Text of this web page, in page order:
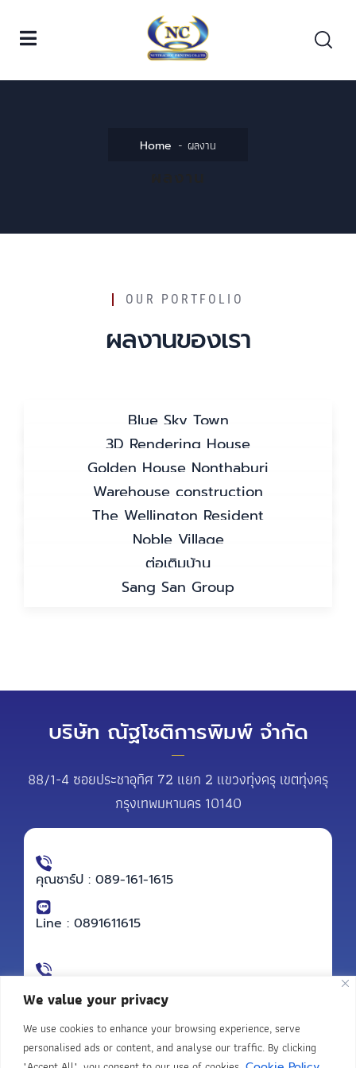
We value your privacy
We use cookies to enhance your browsing experience, serve
personalised ads or content, and analyse our traffic. By clicking
Home ผลงาน
OUR PORTFOLIO
ผลงานของเรา
ก่อสร้าง ซ่อมแซม-รีโนเวท-ต่อเติม
Blue Sky Town
3D Rendering House
Golden House Nonthaburi
Warehouse construction
The Wellington Resident
Noble Village
ต่อเติมบ้าน
Sang San Group
บริษัท ณัฐโชติการพิมพ์ จำกัด
88/1-4 ซอยประชาอุทิศ 72 แยก 2 แขวงทุ่งครุ เขตทุ่งครุ
กรุงเทพมหานคร 10140
คุณชาร์ป : 089-161-1615
Line : 0891611615
Line : 0885659324